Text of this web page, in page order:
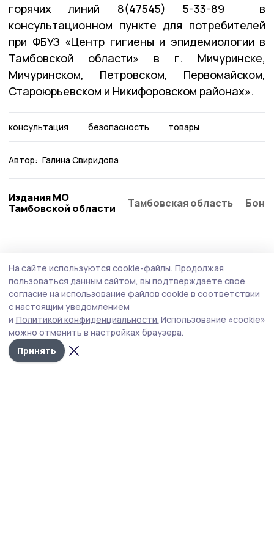
горячих линий 8(47545) 5-33-89 в
консультационном пункте для потребителей
при ФБУЗ «Центр гигиены и эпидемиологии в
Тамбовской области» в г. Мичуринске,
Мичуринском, Петровском, Первомайском,
Староюрьевском и Никифоровском районах».
консультация безопасность товары
Автор: Галина Свиридова
Издания МО
Тамбовской области
Тамбовская область
Клуб «Тепло маминых рук» открыли в
Мичуринском округе
Клуб стал седьмой площадкой, созданной в
муниципалитетах Тамбовской области по инициативе
филиала фонда «Защитники Отечества».
На сайте используются cookie-файлы. Продолжая
пользоваться данным сайтом, вы подтверждаете свое
согласие на использование файлов cookie в соответствии
с настоящим уведомлением
и Политикой конфиденциальности. Использование «cookie»
можно отменить в настройках браузера.
Принять